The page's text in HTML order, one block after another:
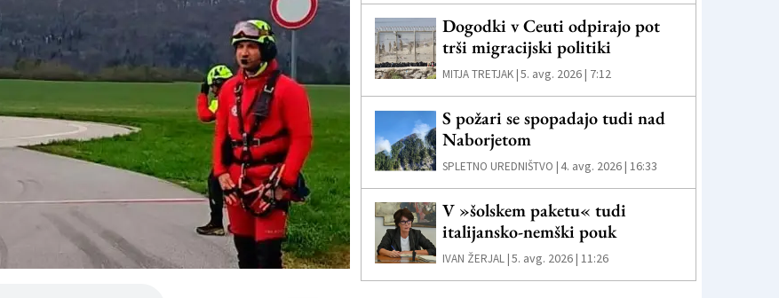
Dogodki v Ceuti odpirajo pot
trši migracijski politiki
MITJA TRETJAK |5. avg. 2026 | 7:12
S požari se spopadajo tudi nad
Naborjetom
SPLETNO UREDNIŠTVO |4. avg. 2026 | 16:33
V »šolskem paketu« tudi
italijansko-nemški pouk
IVAN ŽERJAL |5. avg. 2026 | 11:26